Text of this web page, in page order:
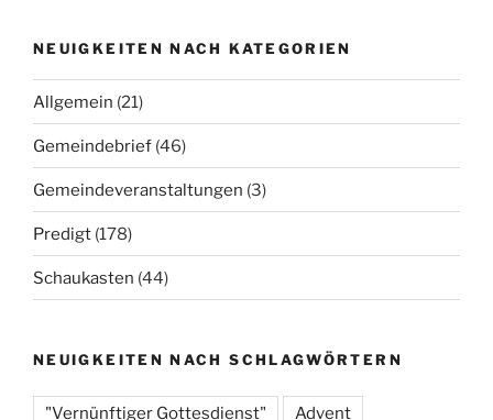
NEUIGKEITEN NACH KATEGORIEN
Allgemein (21)
Gemeindebrief (46)
Gemeindeveranstaltungen (3)
Predigt (178)
Schaukasten (44)
NEUIGKEITEN NACH SCHLAGWÖRTERN
"Vernünftiger Gottesdienst" Advent